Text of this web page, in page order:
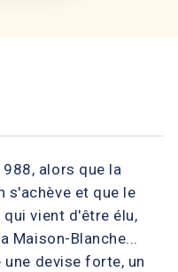
alors que la
s'achève et que le
vient d'être élu,
Maison-Blanche...
devise forte, un